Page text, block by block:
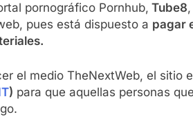
pornográfico Pornhub, Tube8
pues está dispuesto a pagar
el medio TheNextWeb, el sitio
) para que aquellas personas